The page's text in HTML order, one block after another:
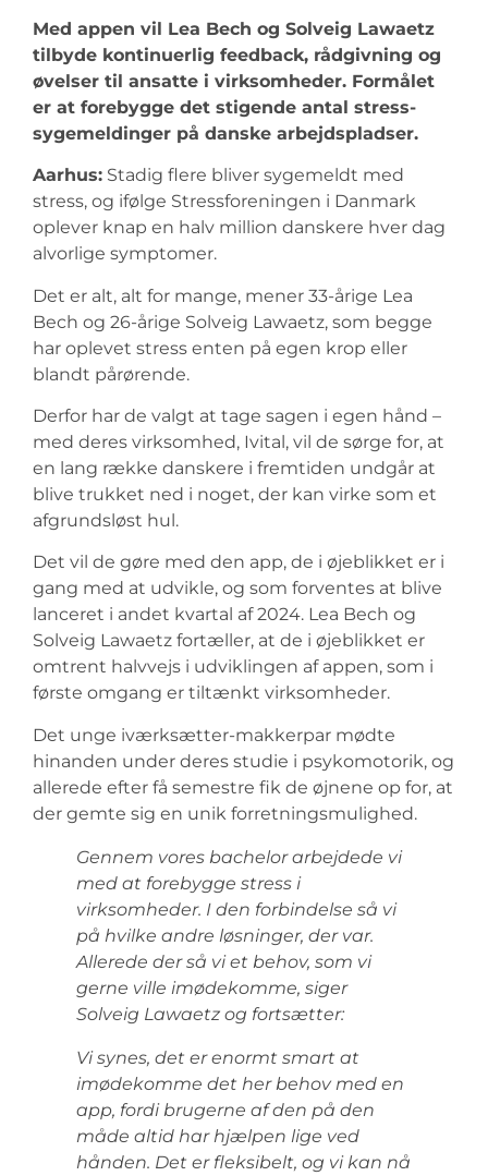
Med appen vil Lea Bech og Solveig Lawaetz
tilbyde kontinuerlig feedback, rådgivning og
øvelser til ansatte i virksomheder. Formålet
er at forebygge det stigende antal stress-
sygemeldinger på danske arbejdspladser.
Aarhus: Stadig flere bliver sygemeldt med
stress, og ifølge Stressforeningen i Danmark
oplever knap en halv million danskere hver dag
alvorlige symptomer.
Det er alt, alt for mange, mener 33-årige Lea
Bech og 26-årige Solveig Lawaetz, som begge
har oplevet stress enten på egen krop eller
blandt pårørende.
Derfor har de valgt at tage sagen i egen hånd –
med deres virksomhed, Ivital, vil de sørge for, at
en lang række danskere i fremtiden undgår at
blive trukket ned i noget, der kan virke som et
afgrundsløst hul.
Det vil de gøre med den app, de i øjeblikket er i
gang med at udvikle, og som forventes at blive
lanceret i andet kvartal af 2024. Lea Bech og
Solveig Lawaetz fortæller, at de i øjeblikket er
omtrent halvvejs i udviklingen af appen, som i
første omgang er tiltænkt virksomheder.
Det unge iværksætter-makkerpar mødte
hinanden under deres studie i psykomotorik, og
allerede efter få semestre fik de øjnene op for, at
der gemte sig en unik forretningsmulighed.
Gennem vores bachelor arbejdede vi
med at forebygge stress i
virksomheder. I den forbindelse så vi
på hvilke andre løsninger, der var.
Allerede der så vi et behov, som vi
gerne ville imødekomme, siger
Solveig Lawaetz og fortsætter:
Vi synes, det er enormt smart at
imødekomme det her behov med en
app, fordi brugerne af den på den
måde altid har hjælpen lige ved
hånden. Det er fleksibelt, og vi kan nå